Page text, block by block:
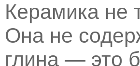
Керамика не
Она не
глина — это